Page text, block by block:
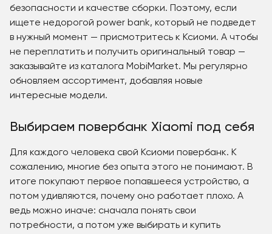
безопасности и качестве сборки. Поэтому, если
ищете недорогой power bank, который не подведет
в нужный момент — присмотритесь к Ксиоми. А чтобы
не переплатить и получить оригинальный товар —
заказывайте из каталога MobiMarket. Мы регулярно
обновляем ассортимент, добавляя новые
интересные модели.
Выбираем повербанк Xiaomi под себя
Для каждого человека свой Ксиоми повербанк. К
сожалению, многие без опыта этого не понимают. В
итоге покупают первое попавшееся устройство, а
потом удивляются, почему оно работает плохо. А
ведь можно иначе: сначала понять свои
потребности, а потом уже выбирать и купить